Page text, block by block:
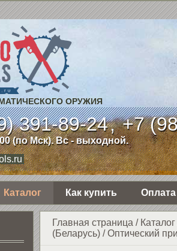
ОРУЖИЯ
391-89-24,+7
(по Мск). Вс - выходной.
Каталог Как купить Оплата
Главная страница / Каталог
(Беларусь)/Оптический